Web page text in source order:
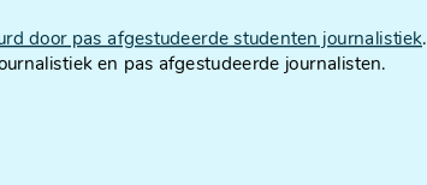
door pas afgestudeerde studenten journalistiek.
en pas afgestudeerde journalisten.